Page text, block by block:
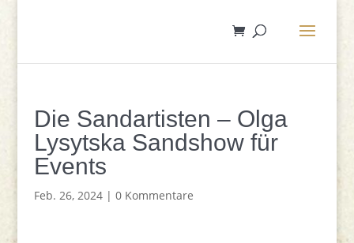
Die Sandartisten – Olga
Lysytska Sandshow für
Events
Feb. 26, 2024| 0 Kommentare